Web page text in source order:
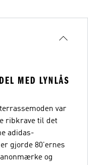
MED LYNLÅS
var
ribkrave til det
adidas-
gjorde 80'ernes
og